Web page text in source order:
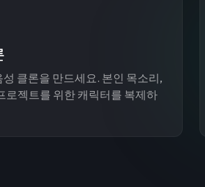
클론을 만드세요. 본인 목소리,
로젝트를 위한 캐릭터를 복제하